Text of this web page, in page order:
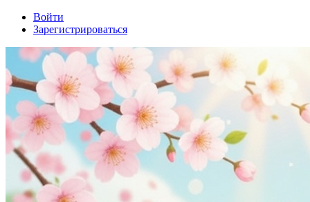
Войти
Зарегистрироваться